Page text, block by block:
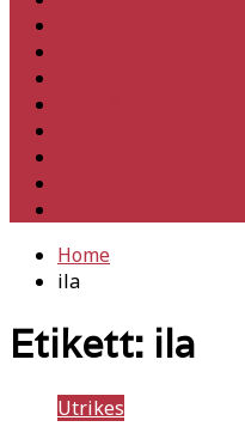
Home
ila
Etikett: ila
Utrikes